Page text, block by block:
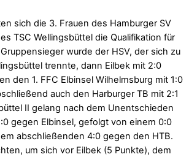
sich die 3. Frauen des Hamburger SV
TSC Wellingsbüttel die Qualifikation für
wurde der HSV, der sich zu
trennte, dann Eilbek mit 2:0
den 1. FFC Elbinsel Wilhelmsburg mit 1:0
auch den Harburger TB mit 2:1
II gelang nach dem Unentschieden
gegen Elbinsel, gefolgt von einem 0:0
abschließenden 4:0 gegen den HTB.
um sich vor Eilbek (5 Punkte), dem